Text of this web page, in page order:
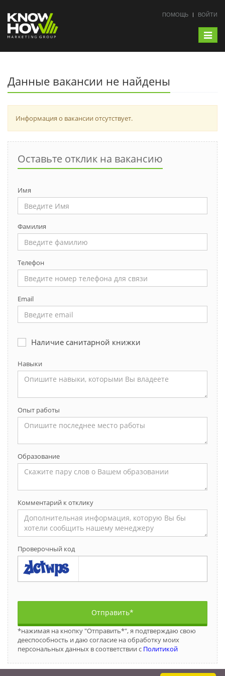
ПОМОЩЬ ВОЙТИ
Toggle
Данные вакансии не найдены
Информация о вакансии отсутствует.
Оставьте отклик на вакансию
Имя
Фамилия
Телефон
Email
Наличие санитарной книжки
Навыки
Опыт работы
Образование
Комментарий к отклику
Проверочный код
Отправить*
*нажимая на кнопку "Отправить*", я подтверждаю свою
дееспособность и даю согласие на обработку моих
персональных данных в соответствии с Политикой